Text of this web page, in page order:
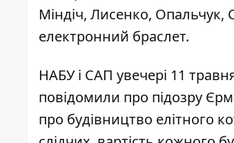
Міндіч, Лисенко, Опальчук,
електронний браслет.
НАБУ і САП увечері 11
повідомили про підозру
про будівництво елітного